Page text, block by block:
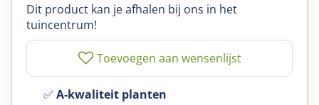
Dit product kan je afhalen bij ons in het
tuincentrum!
✅ A-kwaliteit planten